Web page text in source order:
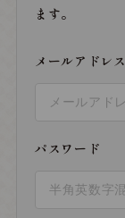
ます。
メールアドレス
パスワード